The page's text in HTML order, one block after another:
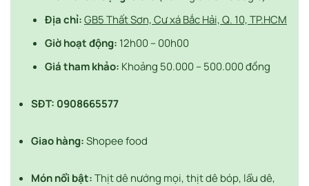
Địa chỉ:GB5 Thất Sơn, Cư xá Bắc Hải, Q. 10, TP.HCM
Giờ hoạt động: 12h00 – 00h00
Giá tham khảo: Khoảng 50.000 – 500.000 đồng
SĐT: 0908665577
Giao hàng:Shopee food
Món nổi bật:Thịt dê nướng mọi, thịt dê bóp, lẩu dê,